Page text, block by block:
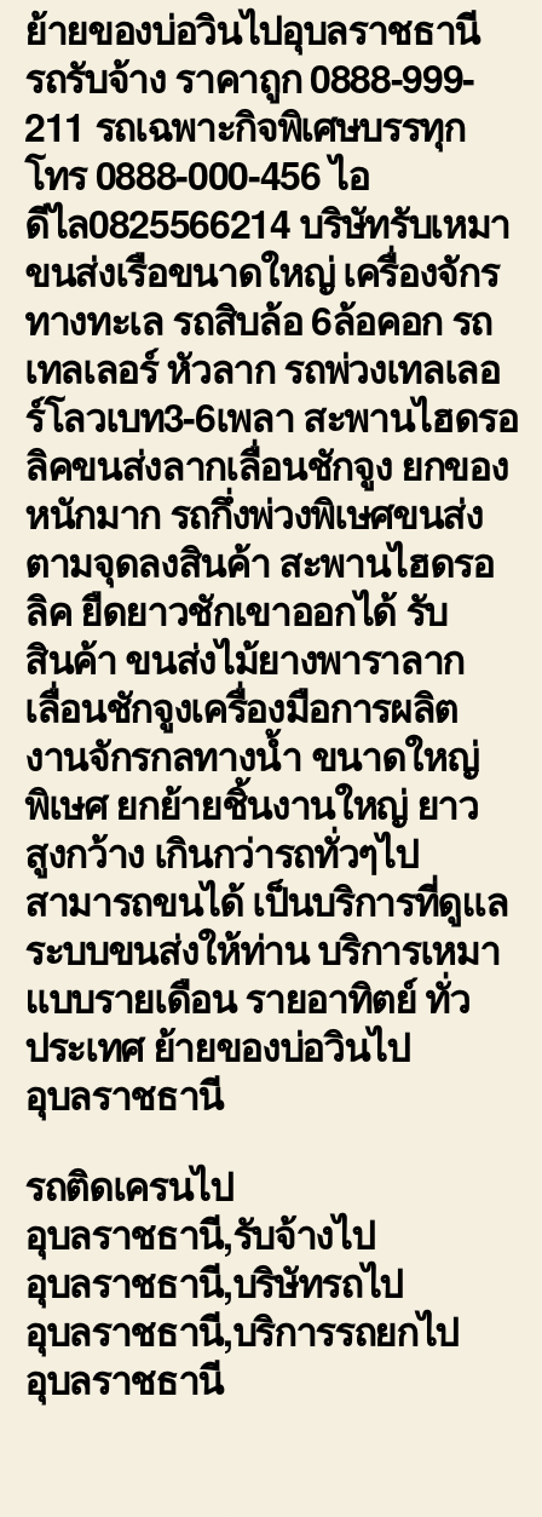
ย้ายของบ่อวินไปอุบลราชธานี
รถรับจ้าง ราคาถูก 0888-999-
211 รถเฉพาะกิจพิเศษบรรทุก
โทร 0888-000-456 ไอ
ดีไล0825566214 บริษัทรับเหมา
ขนส่งเรือขนาดใหญ่ เครื่องจักร
ทางทะเล รถสิบล้อ 6ล้อคอก รถ
เทลเลอร์ หัวลาก รถพ่วงเทลเลอ
ร์โลวเบท3-6เพลา สะพานไฮดรอ
ลิคขนส่งลากเลื่อนชักจูง ยกของ
หนักมาก รถกึ่งพ่วงพิเษศขนส่ง
ตามจุดลงสินค้า สะพานไฮดรอ
ลิค ยืดยาวชักเขาออกได้ รับ
สินค้า ขนส่งไม้ยางพาราลาก
เลื่อนชักจูงเครื่องมือการผลิต
งานจักรกลทางน้ำ ขนาดใหญ่
พิเษศ ยกย้ายชิ้นงานใหญ่ ยาว
สูงกว้าง เกินกว่ารถทั่วๆไป
สามารถขนได้ เป็นบริการที่ดูแล
ระบบขนส่งให้ท่าน บริการเหมา
แบบรายเดือน รายอาทิตย์ ทั่ว
ประเทศ ย้ายของบ่อวินไป
อุบลราชธานี
รถติดเครนไป
อุบลราชธานี,รับจ้างไป
อุบลราชธานี,บริษัทรถไป
อุบลราชธานี,บริการรถยกไป
อุบลราชธานี